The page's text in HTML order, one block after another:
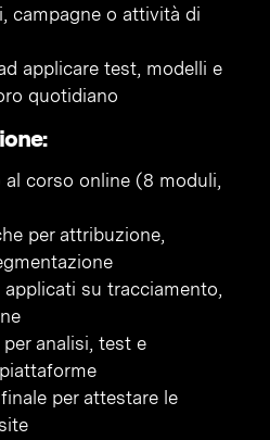
campagne o attività di
applicare test, modelli e
quotidiano
corso online (8 moduli,
per attribuzione,
applicati su tracciamento,
analisi, test e
per attestare le